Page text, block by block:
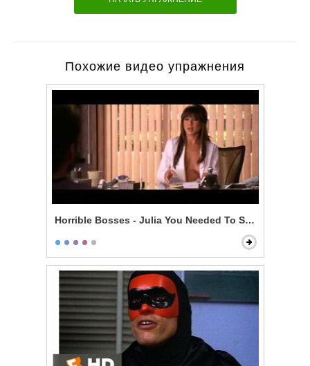
Похожие видео упражнения
Horrible Bosses - Julia You Needed To See Me